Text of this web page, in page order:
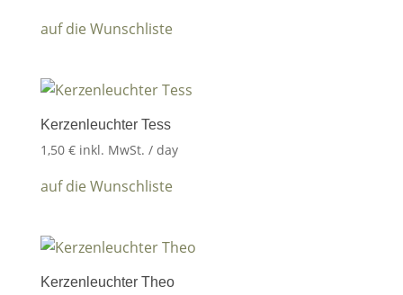
auf die Wunschliste
Kerzenleuchter Tess
1,50 € inkl. MwSt. / day
auf die Wunschliste
Kerzenleuchter Theo